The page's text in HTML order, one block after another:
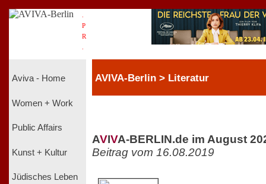
P
R
Aviva - Home
Women + Work
Public Affairs
Kunst + Kultur
Jüdisches Leben
AVIVA-Berlin > Literatur
AVIVA-BERLIN.de im August
Beitrag vom 16.08.2019